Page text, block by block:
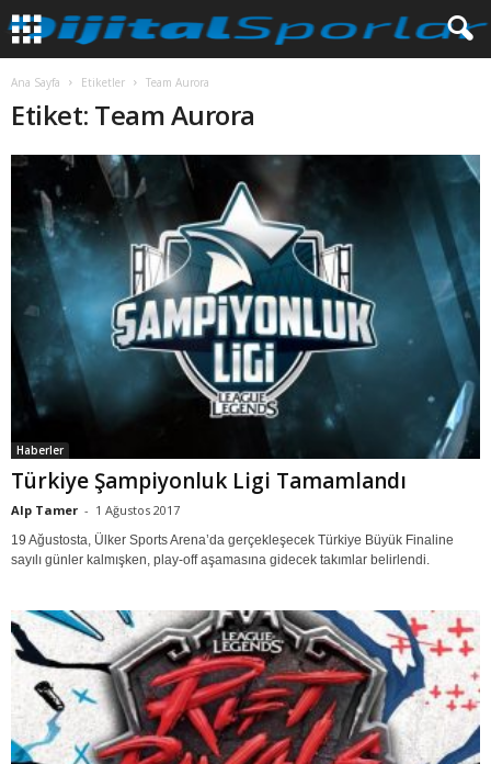
Ana Sayfa Etiketler Team Aurora
Etiket: Team Aurora
Haberler
Türkiye Şampiyonluk Ligi Tamamlandı
Alp Tamer - 1 Ağustos 2017
19 Ağustosta, Ülker Sports Arena’da gerçekleşecek Türkiye Büyük Finaline
sayılı günler kalmışken, play-off aşamasına gidecek takımlar belirlendi.